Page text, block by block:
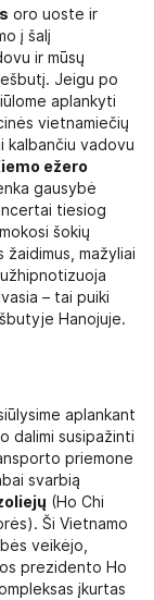
oro uoste ir
į šalį
ir mūsų
Jeigu po
aplankyti
vietnamiečių
kalbančiu vadovu
ežero
gausybė
tiesiog
šokių
žaidimus, mažyliai
– tai puiki
Hanojuje.
aplankant
dalimi susipažinti
priemone
svarbią
(Ho Chi
Ši Vietnamo
veikėjo,
prezidento Ho
įkurtas